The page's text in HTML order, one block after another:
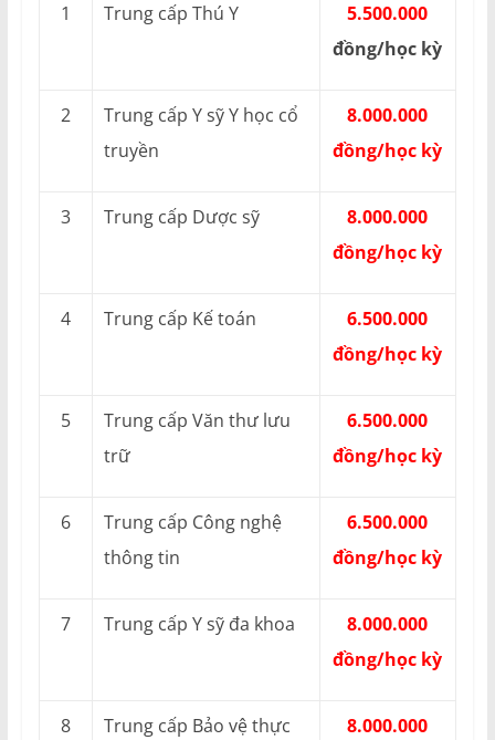
1 Trung cấp Thú Y
5.500.000
đồng/học kỳ
2
Trung cấp Y sỹ Y học cổ
truyền
8.000.000
đồng/học kỳ
3 Trung cấp Dược sỹ
8.000.000
đồng/học kỳ
4 Trung cấp Kế toán
6.500.000
đồng/học kỳ
5
Trung cấp Văn thư lưu
trữ
6.500.000
đồng/học kỳ
6
Trung cấp Công nghệ
thông tin
6.500.000
đồng/học kỳ
7 Trung cấp Y sỹ đa khoa
8.000.000
đồng/học kỳ
8 Trung cấp Bảo vệ thực 8.000.000